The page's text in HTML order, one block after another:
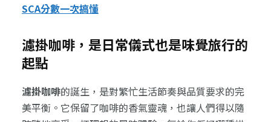
SCA分數一次搞懂
濾掛咖啡，是日常儀式也是味覺旅行的
起點
濾掛咖啡的誕生，是對繁忙生活節奏與品質要求的完
美平衡。它保留了咖啡的香氣靈魂，也讓人們得以隨